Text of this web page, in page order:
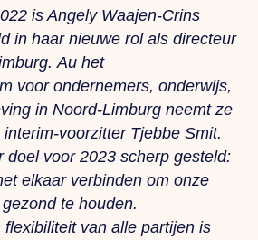
is Angely Waajen-Crins
in haar nieuwe rol als directeur
Au het
voor ondernemers, onderwijs,
in Noord-Limburg neemt ze
voorzitter Tjebbe Smit.
doel voor 2023 scherp gesteld:
elkaar verbinden om onze
te houden.
van alle partijen is